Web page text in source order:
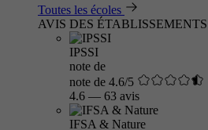
Toutes les écoles
AVIS DES ÉTABLISSEMENTS
IPSSI
note de
note de 4.6/5
4.6 — 63 avis
IFSA & Nature